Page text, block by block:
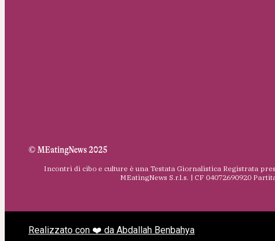
© MEatingNews 2025
Incontri di cibo e culture è una Testata Giornalistica Registrata
MEatingNews S.r.l.s. | CF 04072690920
Realizzato con ❤️ da Abdallah Benbahya